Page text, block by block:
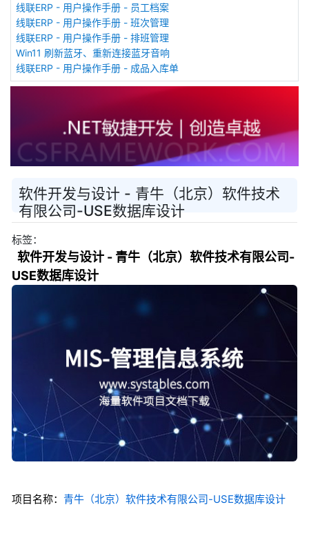
线联ERP - 用户操作手册 - 员工档案
线联ERP - 用户操作手册 - 班次管理
线联ERP - 用户操作手册 - 排班管理
Win11 刷新蓝牙、重新连接蓝牙音响
线联ERP - 用户操作手册 - 成品入库单
软件开发与设计 - 青牛（北京）软件技术
有限公司-USE数据库设计
标签：
软件开发与设计 - 青牛（北京）软件技术有限公司-
USE数据库设计
项目名称： 青牛（北京）软件技术有限公司-USE数据库设计